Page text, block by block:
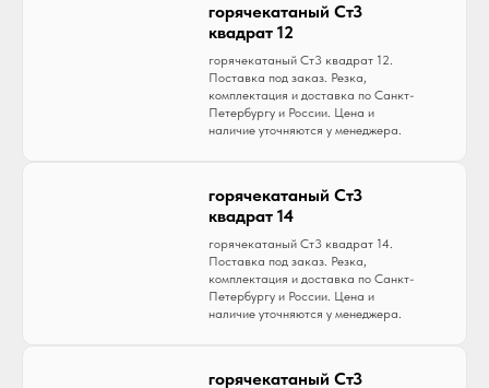
горячекатаный Ст3
квадрат 12
горячекатаный Ст3 квадрат 12.
Поставка под заказ. Резка,
комплектация и доставка по Санкт-
Петербургу и России. Цена и
наличие уточняются у менеджера.
горячекатаный Ст3
квадрат 14
горячекатаный Ст3 квадрат 14.
Поставка под заказ. Резка,
комплектация и доставка по Санкт-
Петербургу и России. Цена и
наличие уточняются у менеджера.
горячекатаный Ст3